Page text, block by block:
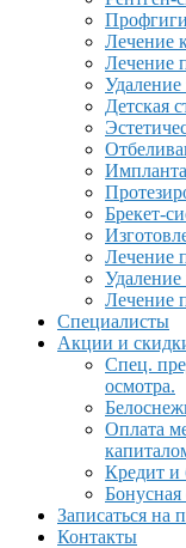
Лечение
Лечение
Удаление
Детская
Брекет-
Лечение
Лечение
Специалисты
Акции и
Спец.
осмотра.
Оплата
Кредит и
Бонусная
Записаться на
Контакты